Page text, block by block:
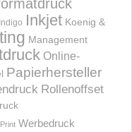
Inkjet Koenig &
Management
Online-
Papierhersteller
Rollenoffset
Werbedruck